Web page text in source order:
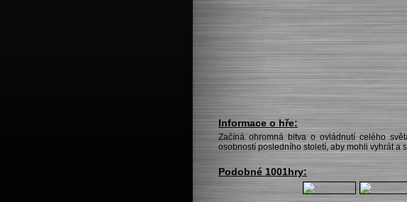
Informace o hře:
Začíná ohromná bitva o ovládnutí celého
osobností posledního století, aby mohli vyhrát a
Podobné 1001hry: